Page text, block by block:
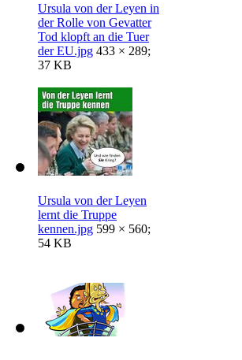
Ursula von der Leyen in
der Rolle von Gevatter
Tod klopft an die Tuer
der EU.jpg 433 × 289;
37 KB
Ursula von der Leyen
lernt die Truppe
kennen.jpg 599 × 560;
54 KB